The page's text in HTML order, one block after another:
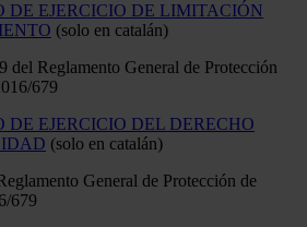
DE EJERCICIO DE LIMITACIÓN
(solo en catalán)
del Reglamento General de Protección
679
DE EJERCICIO DEL DERECHO
(solo en catalán)
General de Protección de
679